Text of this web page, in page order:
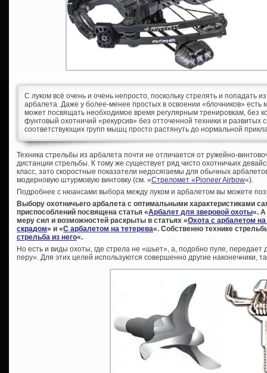
С луком всё очень и очень непросто, поскольку стрелять и попадать
арбалета. Даже у более-менее простых в освоении «блочников» есть
может посвящать необходимое время регулярным тренировкам, без
фунтовый охотничий «рекурсив» без отточенной техники и
соответствующих групп мышц просто растянуть до нормальной
Техника стрельбы из арбалета почти не отличается от ружейно-
дистанции стрельбы. К тому же существует ряд чисто охотничьих
класс, зато скоростные показатели недосягаемы для обычных
модерновую штурмовую винтовку (см. «Стреломет «Pioneer Airbow«).
Подробнее с нюансами выбора между луком и арбалетом вы можете
Выбору охотничьего арбалета с оптимальными характеристиками
приспособлений посвящена статья «Арбалет для зверовой охоты«. А
меру сил и возможностей раскрыты в статьях «Охота с арбалетом на
скрадом» и «С арбалетом на тетерева«. Собственно технике
стрельба из него«.
Но есть и виды охоты, где стрела не «шьет», а, подобно пуле,
перу». Для этих целей используются совершенно другие наконечники,